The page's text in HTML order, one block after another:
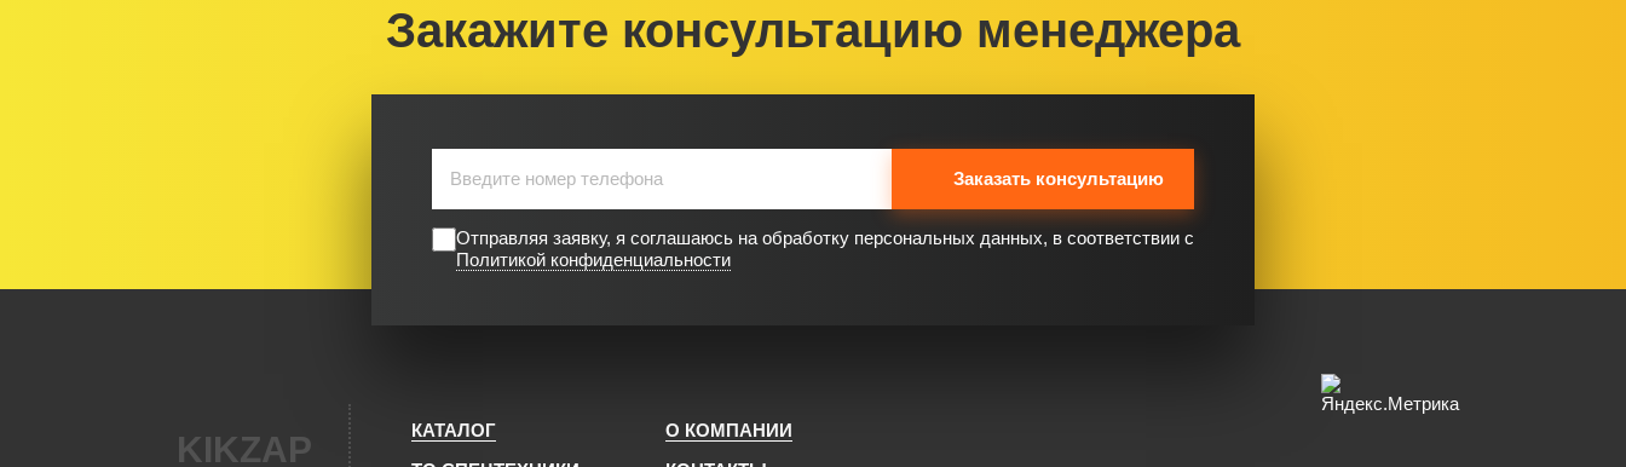
Закажите консультацию менеджера
Заказать консультацию
Отправляя заявку, я соглашаюсь на обработку персональных данных, в соответствии с
Политикой конфиденциальности
KIKZAP КАТАЛОГ
О КОМПАНИИ